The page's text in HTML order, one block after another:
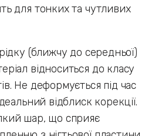
для тонких та чутливих
(ближчу до середньої)
відноситься до класу
Не деформується під час
відблиск корекції.
шар, що сприяє